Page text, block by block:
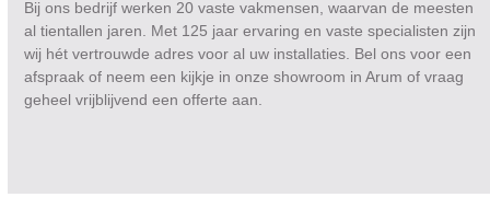
Bij ons bedrijf werken 20 vaste vakmensen, waarvan de meesten
al tientallen jaren. Met 125 jaar ervaring en vaste specialisten zijn
wij hét vertrouwde adres voor al uw installaties. Bel ons voor een
afspraak of neem een kijkje in onze showroom in Arum of vraag
geheel vrijblijvend een offerte aan.